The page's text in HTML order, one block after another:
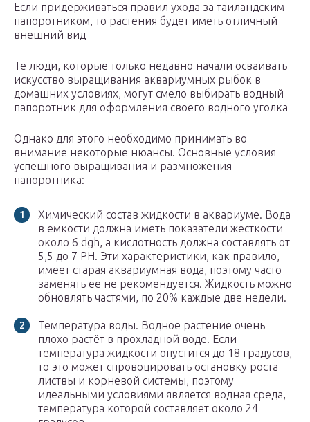
Если придерживаться правил ухода за таиландским
папоротником, то растения будет иметь отличный
внешний вид
Те люди, которые только недавно начали осваивать
искусство выращивания аквариумных рыбок в
домашних условиях, могут смело выбирать водный
папоротник для оформления своего водного уголка
Однако для этого необходимо принимать во
внимание некоторые нюансы. Основные условия
успешного выращивания и размножения
папоротника:
Химический состав жидкости в аквариуме. Вода
в емкости должна иметь показатели жесткости
около 6 dgh, а кислотность должна составлять от
5,5 до 7 PH. Эти характеристики, как правило,
имеет старая аквариумная вода, поэтому часто
заменять ее не рекомендуется. Жидкость можно
обновлять частями, по 20% каждые две недели.
Температура воды. Водное растение очень
плохо растёт в прохладной воде. Если
температура жидкости опустится до 18 градусов,
то это может спровоцировать остановку роста
листвы и корневой системы, поэтому
идеальными условиями является водная среда,
температура которой составляет около 24